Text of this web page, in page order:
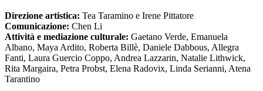
Direzione artistica: Tea Taramino e Irene Pittatore
Comunicazione: Chen Li
Attività e mediazione culturale: Gaetano Verde, Emanuela
Albano, Maya Ardito, Roberta Billè, Daniele Dabbous, Allegra
Fanti, Laura Guercio Coppo, Andrea Lazzarin, Natalie Lithwick,
Rita Margaira, Petra Probst, Elena Radovix, Linda Serianni, Atena
Tarantino